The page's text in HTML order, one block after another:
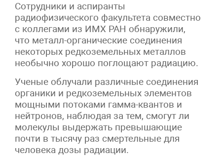
Сотрудники и аспиранты
радиофизического факультета совместно
с коллегами из ИМХ РАН обнаружили,
что металл-органические соединения
некоторых редкоземельных металлов
необычно хорошо поглощают радиацию.
Ученые облучали различные соединения
органики и редкоземельных элементов
мощными потоками гамма-квантов и
нейтронов, наблюдая за тем, смогут ли
молекулы выдержать превышающие
почти в тысячу раз смертельные для
человека дозы радиации.